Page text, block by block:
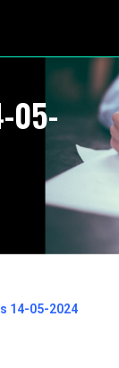
05-
14-05-2024